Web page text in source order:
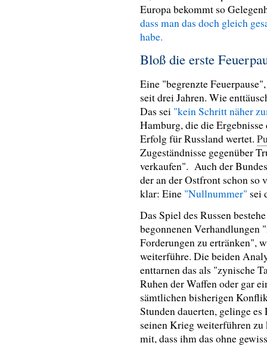
Europa bekommt so
dass man das doch gleich
habe.
Bloß die erste
Eine "begrenzte
seit drei Jahren. Wie
Das sei "kein Schritt näher
Hamburg, die die
Erfolg für Russland wertet.
Zugeständnisse gegenüber
verkaufen". Auch der
der an der Ostfront schon
klar: Eine "Nullnummer" sei
Das Spiel des Russen
begonnenen Verhandlungen
Forderungen zu ertränken",
weiterführe. Die beiden
enttarnen das als "zynische
Ruhen der Waffen oder gar
sämtlichen bisherigen
Stunden dauerten, gelinge
seinen Krieg weiterführen
mit, dass ihm das ohne